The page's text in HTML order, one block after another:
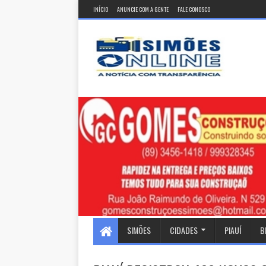
INÍCIO ANUNCIE COM A GENTE FALE CONOSCO
SIMÕES CIDADES PIAUÍ